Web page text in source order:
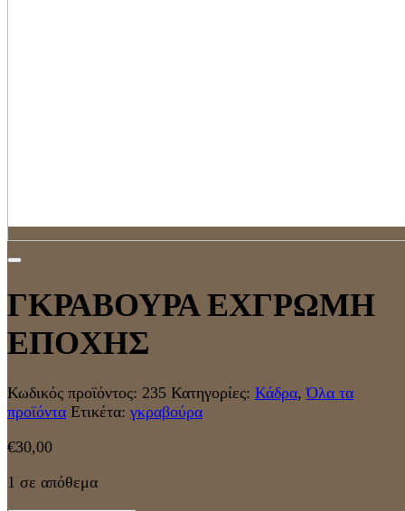
ΓΚΡΑΒΟΥΡΑ ΕΧΓΡΩΜΗ
ΕΠΟΧΗΣ
Κωδικός προϊόντος: 235 Κατηγορίες: Κάδρα,Όλα τα
προϊόντα Ετικέτα: γκραβούρα
€30,00
1 σε απόθεμα